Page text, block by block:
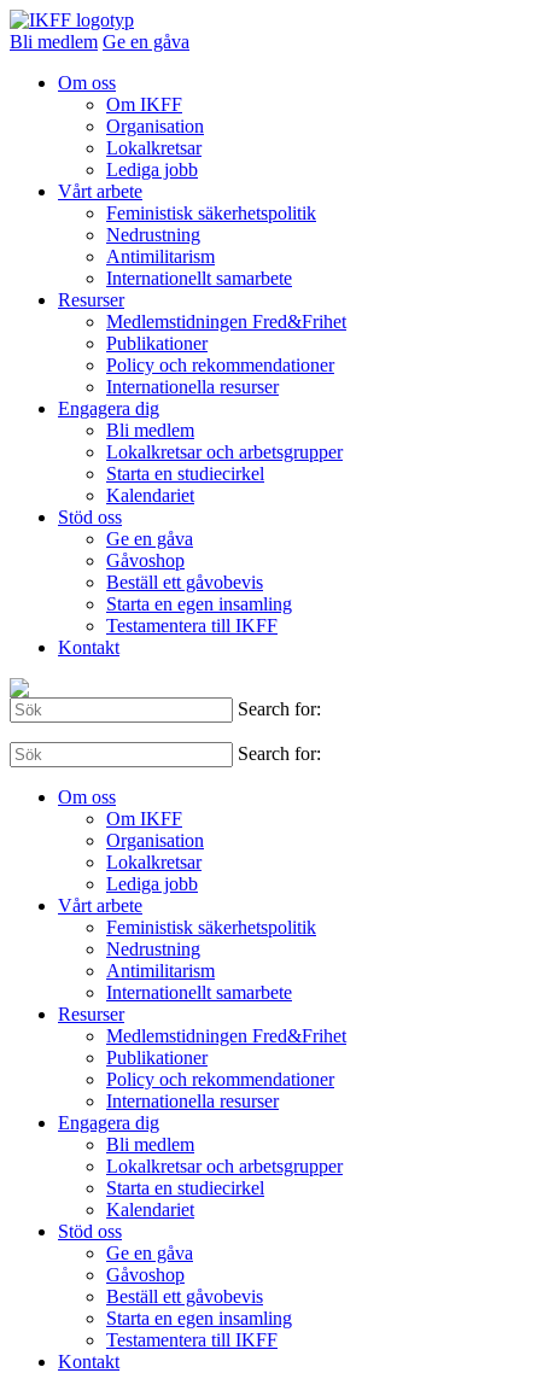
Bli medlem Ge en gåva
Om oss
Om IKFF
Organisation
Lokalkretsar
Lediga jobb
Vårt arbete
Feministisk säkerhetspolitik
Nedrustning
Antimilitarism
Internationellt samarbete
Resurser
Medlemstidningen Fred&Frihet
Publikationer
Policy och rekommendationer
Internationella resurser
Engagera dig
Bli medlem
Lokalkretsar och arbetsgrupper
Starta en studiecirkel
Kalendariet
Stöd oss
Ge en gåva
Gåvoshop
Beställ ett gåvobevis
Starta en egen insamling
Testamentera till IKFF
Kontakt
Search for:
Search for:
Om oss
Om IKFF
Organisation
Lokalkretsar
Lediga jobb
Vårt arbete
Feministisk säkerhetspolitik
Nedrustning
Antimilitarism
Internationellt samarbete
Resurser
Medlemstidningen Fred&Frihet
Publikationer
Policy och rekommendationer
Internationella resurser
Engagera dig
Bli medlem
Lokalkretsar och arbetsgrupper
Starta en studiecirkel
Kalendariet
Stöd oss
Ge en gåva
Gåvoshop
Beställ ett gåvobevis
Starta en egen insamling
Testamentera till IKFF
Kontakt